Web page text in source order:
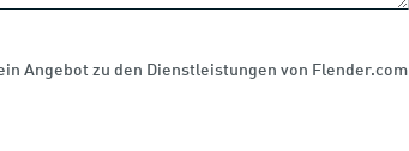
Angebot zu den Dienstleistungen von Flender.com